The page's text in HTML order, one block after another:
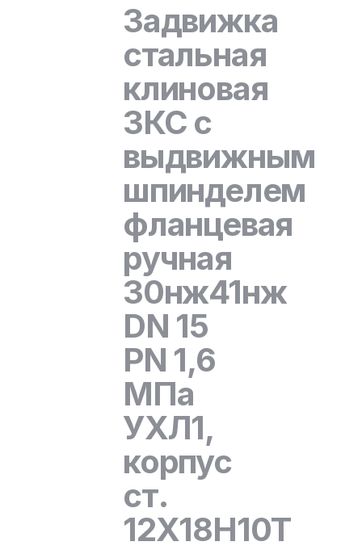
Задвижка
стальная
клиновая
ЗКС с
выдвижным
шпинделем
фланцевая
ручная
30нж41нж
DN 15
PN 1,6
МПа
УХЛ1,
корпус
ст.
12Х18Н10Т